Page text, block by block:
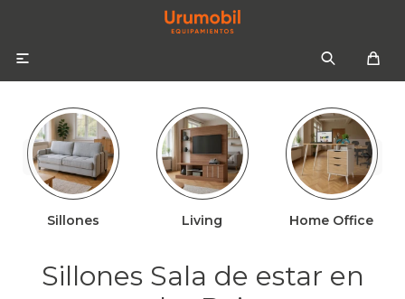

Sillones Living Home Office
Sillones Sala de estar en
Colchones